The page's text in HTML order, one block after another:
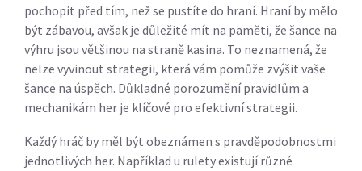
pochopit před tím, než se pustíte do hraní. Hraní by mělo
být zábavou, avšak je důležité mít na paměti, že šance na
výhru jsou většinou na straně kasina. To neznamená, že
nelze vyvinout strategii, která vám pomůže zvýšit vaše
šance na úspěch. Důkladné porozumění pravidlům a
mechanikám her je klíčové pro efektivní strategii.
Každý hráč by měl být obeznámen s pravděpodobnostmi
jednotlivých her. Například u rulety existují různé